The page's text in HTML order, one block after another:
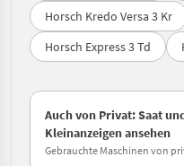
Horsch Kredo Versa 3 Kr
Horsch Express 3 Td
Auch von Privat: Saat
Kleinanzeigen ansehen
Gebrauchte Maschinen von